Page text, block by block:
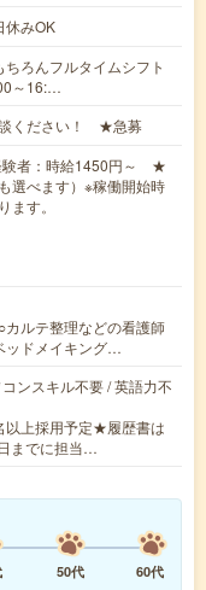
みOK
ろんフルタイムシフト
～16:…
談ください！ ★急募
験者：時給1450円～ ★
選べます）※稼働開始時
す。
ルテ整理などの看護師
ッドメイキング…
ンスキル不要 / 英語力不
上採用予定★履歴書は
までに担当…
50代
60代